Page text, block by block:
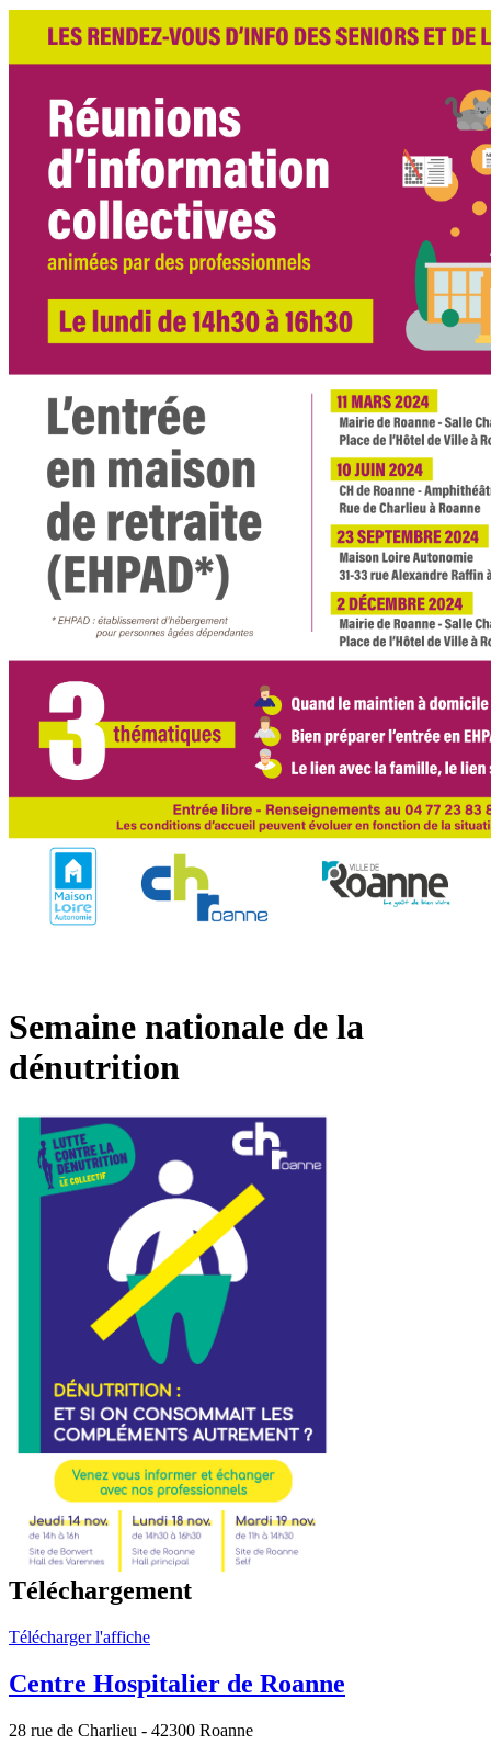
Semaine nationale de la
dénutrition
Téléchargement
Télécharger l'affiche
Centre Hospitalier de Roanne
28 rue de Charlieu - 42300 Roanne